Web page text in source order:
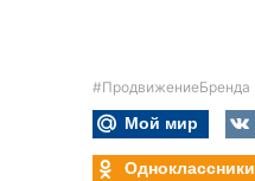
#ПродвижениеБренда
Мой мир
Одноклассники